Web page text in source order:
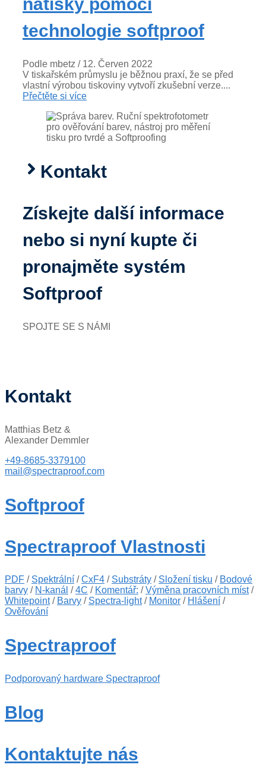
nátisky pomocí
technologie softproof
Podle mbetz / 12. Červen 2022
V tiskařském průmyslu je běžnou praxí, že se před
vlastní výrobou tiskoviny vytvoří zkušební verze....
Přečtěte si více
Kontakt
Získejte další informace
nebo si nyní kupte či
pronajměte systém
Softproof
SPOJTE SE S NÁMI
Kontakt
Matthias Betz &
Alexander Demmler
+49-8685-3379100
mail@spectraproof.com
Softproof
Spectraproof Vlastnosti
PDF / Spektrální /CxF4 / Substráty / Složení tisku / Bodové
barvy / N-kanál /4C / Komentář: /Výměna pracovních míst/
Whitepoint/ Barvy / Spectra-light/ Monitor / Hlášení /
Ověřování
Spectraproof
Podporovaný hardware Spectraproof
Blog
Kontaktujte nás